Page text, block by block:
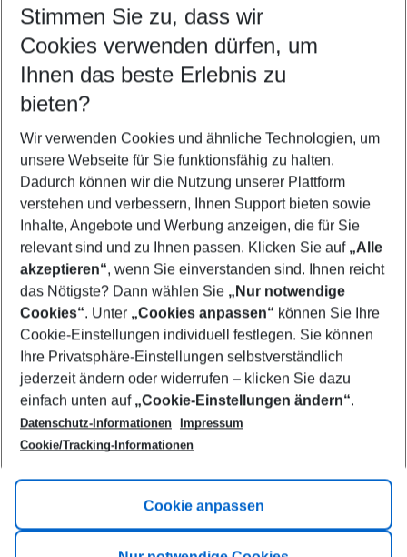
Customize your offer
Find the perfect deal which suits your best
Your departure airport
Any airport
Select your date range
10/08/26–08/08/27 5-8 nights
Who will travel
2 adults No children
Show more filter
Footer
Footer navigation
Title A
Link A
Stimmen Sie zu, dass wir
Cookies verwenden dürfen, um
Ihnen das beste Erlebnis zu
bieten?
Wir verwenden Cookies und ähnliche Technologien, um
unsere Webseite für Sie funktionsfähig zu halten.
Dadurch können wir die Nutzung unserer Plattform
verstehen und verbessern, Ihnen Support bieten sowie
Inhalte, Angebote und Werbung anzeigen, die für Sie
relevant sind und zu Ihnen passen. Klicken Sie auf „Alle
akzeptieren“, wenn Sie einverstanden sind. Ihnen reicht
das Nötigste? Dann wählen Sie „Nur notwendige
Cookies“. Unter „Cookies anpassen“ können Sie Ihre
Cookie-Einstellungen individuell festlegen. Sie können
Ihre Privatsphäre-Einstellungen selbstverständlich
jederzeit ändern oder widerrufen – klicken Sie dazu
einfach unten auf „Cookie-Einstellungen ändern“.
Datenschutz-Informationen
Impressum
Cookie/Tracking-Informationen
Cookie anpassen